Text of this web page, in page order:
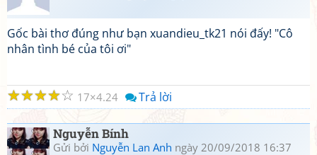
Gốc bài thơ đúng như bạn xuandieu_tk21 nói đấy! "Cô
nhân tình bé của tôi ơi"
☆
☆
☆
☆
☆ 17 4.24 Trả lời
Nguyễn Bính
Gửi bởi Nguyễn Lan Anh ngày 20/09/2018 16:37